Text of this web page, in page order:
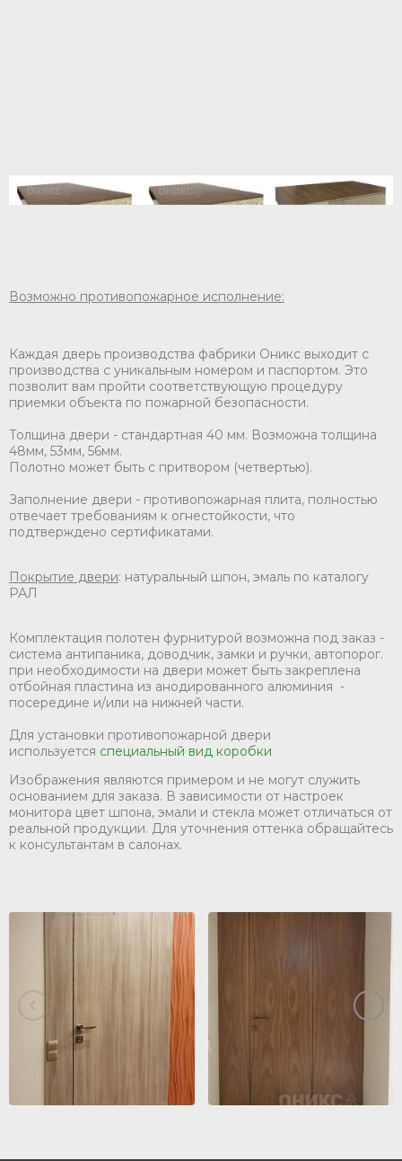
‹
Возможно противопожарное исполнение:
Каждая дверь производства фабрики Оникс выходит с
производства с уникальным номером и паспортом. Это
позволит вам пройти соответствующую процедуру
приемки объекта по пожарной безопасности.
Толщина двери - стандартная 40 мм. Возможна толщина
48мм, 53мм, 56мм.
Полотно может быть с притвором (четвертью).
Заполнение двери - противопожарная плита, полностью
отвечает требованиям к огнестойкости, что
подтверждено сертификатами.
Покрытие двери: натуральный шпон, эмаль по каталогу
РАЛ
Комплектация полотен фурнитурой возможна под заказ -
система антипаника, доводчик, замки и ручки, автопорог.
при необходимости на двери может быть закреплена
отбойная пластина из анодированного алюминия -
посередине и/или на нижней части.
Для установки противопожарной двери
используется специальный вид коробки
Изображения являются примером и не могут служить
основанием для заказа. В зависимости от настроек
монитора цвет шпона, эмали и стекла может отличаться от
реальной продукции. Для уточнения оттенка обращайтесь
к консультантам в салонах.